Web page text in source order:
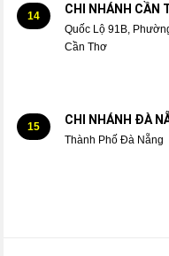
14 CHI NHÁNH CẦN
Quốc Lộ 91B,
Cần Thơ
15 CHI NHÁNH ĐÀ
Thành Phố Đà Nẵng